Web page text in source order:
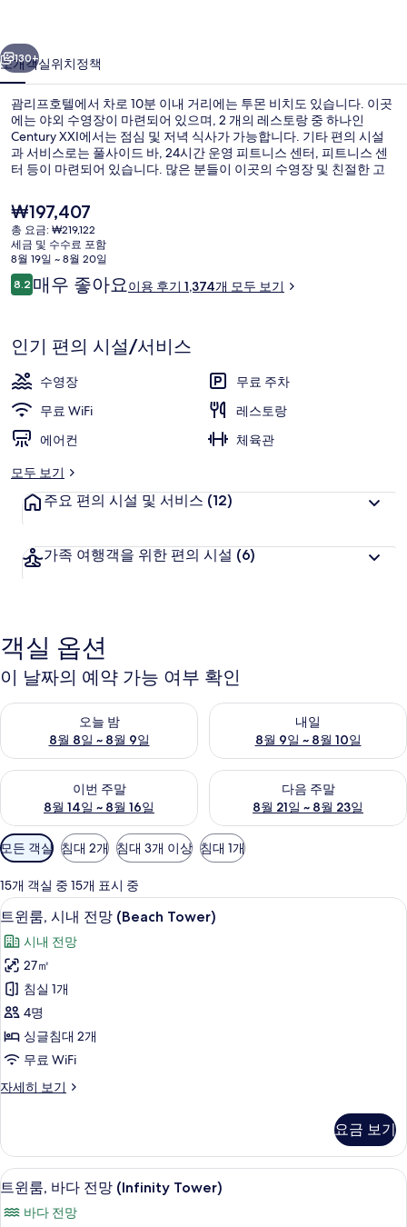
진
갤
러
리
다음
130+
소개객실위치정책
괌리프호텔에서 차로 10분 이내 거리에는 투몬 비치도 있습니다. 이곳
에는 야외 수영장이 마련되어 있으며, 2 개의 레스토랑 중 하나인
Century XXI에서는 점심 및 저녁 식사가 가능합니다. 기타 편의 시설
과 서비스로는 풀사이드 바, 24시간 운영 피트니스 센터, 피트니스 센
터 등이 마련되어 있습니다. 많은 분들이 이곳의 수영장 및 친절한 고
현
재
가
격
은
₩197,407
₩197,407
총 요금: ₩219,122
세금 및 수수료 포함
8월 19일 ~ 8월 20일
이
용
기
8.210점 만점 중 8.2점.
매우 좋아요이용 후기 1,374개 모두 보기
인기 편의 시설/서비스
수영장
무료 주차
무료 WiFi
레스토랑
에어컨
체육관
모두 보기
주요 편의 시설 및 서비스 (12)
가족 여행객을 위한 편의 시설 (6)
객실 옵션
이 날짜의 예약 가능 여부 확인
오늘 밤
8월 8일 ~ 8월 9일
오늘 밤 예약 가능 여부 확인, 8월 8일 ~ 8월 9일
내일
8월 9일 ~ 8월 10일
내일 예약 가능 여부 확인, 8월
이번 주말
8월 14일 ~ 8월 16일
이번 주말 예약 가능 여부 확인, 8월 14일 ~ 8월 16일
다음 주말
8월 21일 ~ 8월 23일
다음 주말 예약 가능 여부 확인
객
실
에
사
용
가
능
한
필
터
모든 객실 침대 2개 침대 3개 이상 침대 1개
15개 객실 중 15개 표시 중
트
윈
룸,
시
내
전
망
(Beach
Tower)
모
두
보
11
트윈룸, 시내 전망 (Beach Tower)
시내 전망
27㎡
침실 1개
4명
싱글침대 2개
무료 WiFi
자세히 보기
트
내
전
망
(Beach
Tower)
요금 보기
트
트윈룸, 바다 전망 (Infinity Tower) | 미
10
트윈룸, 바다 전망 (Infinity Tower)
바다 전망